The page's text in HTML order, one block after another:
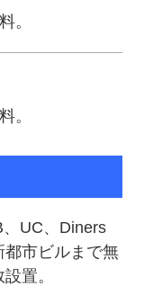
。
。
UC、Diners
市ビルまで無
置。